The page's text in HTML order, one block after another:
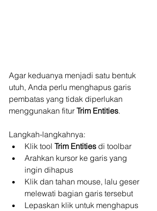
Agar keduanya menjadi satu bentuk
utuh, Anda perlu menghapus garis
pembatas yang tidak diperlukan
menggunakan fitur Trim Entities.
Langkah-langkahnya:
Klik tool Trim Entities di toolbar
Arahkan kursor ke garis yang
ingin dihapus
Klik dan tahan mouse, lalu geser
melewati bagian garis tersebut
Lepaskan klik untuk menghapus